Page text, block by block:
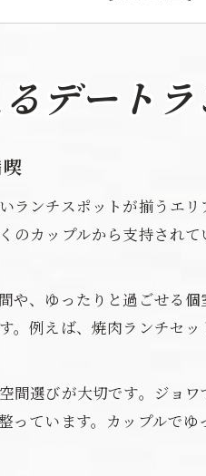
個室が嬉しいジョワのラン
県蒲郡市でデートに最適な
蒲郡市でデートに選ばれる
ラグナシア近くで楽しむデ
デートで訪れたい焼肉ジョ
愛知県蒲郡市で話題のデー
焼肉ジョワで感じる上質な
カップルが選ぶジョワでの
焼肉ランチで深まるカップ
ラグナシア帰りにおすすめ
デート
ランチスポットが揃うエ
のカップルから支持され
や、ゆったりと過ごせる
。例えば、焼肉ランチセ
間選びが大切です。ジョ
ています。カップルで